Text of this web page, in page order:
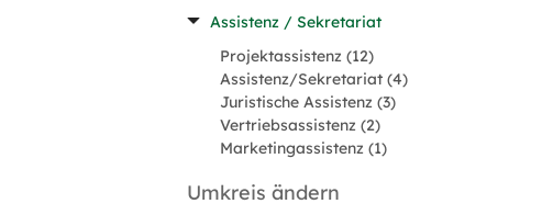
Assistenz / Sekretariat
Projektassistenz (12)
Assistenz/Sekretariat (4)
Juristische Assistenz (3)
Vertriebsassistenz (2)
Marketingassistenz (1)
Umkreis ändern